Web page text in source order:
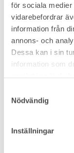
för sociala
vidarebefordrar
information från
annons- och
Dessa kan i sin
information som
Nödvändig
Inställningar